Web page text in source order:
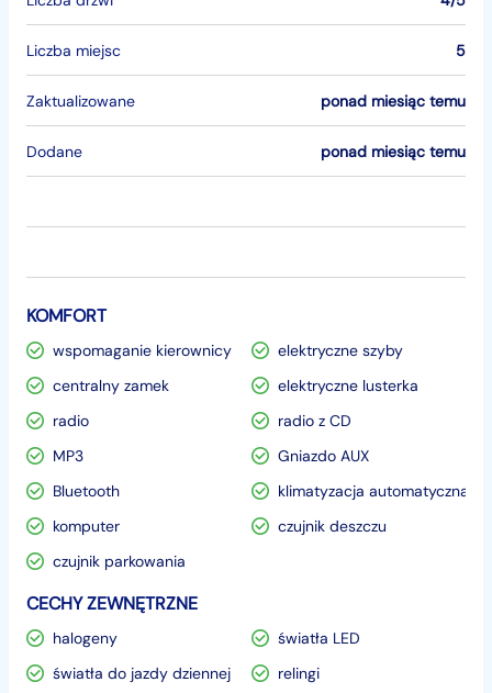
Liczba miejsc 5
Zaktualizowane ponad miesiąc temu
Dodane ponad miesiąc temu
KOMFORT
wspomaganie kierownicy
elektryczne szyby
centralny zamek
elektryczne lusterka
radio
radio z CD
MP3
Gniazdo AUX
Bluetooth
klimatyzacja automatyczna
komputer
czujnik deszczu
czujnik parkowania
CECHY ZEWNĘTRZNE
halogeny
światła LED
światła do jazdy dziennej
relingi